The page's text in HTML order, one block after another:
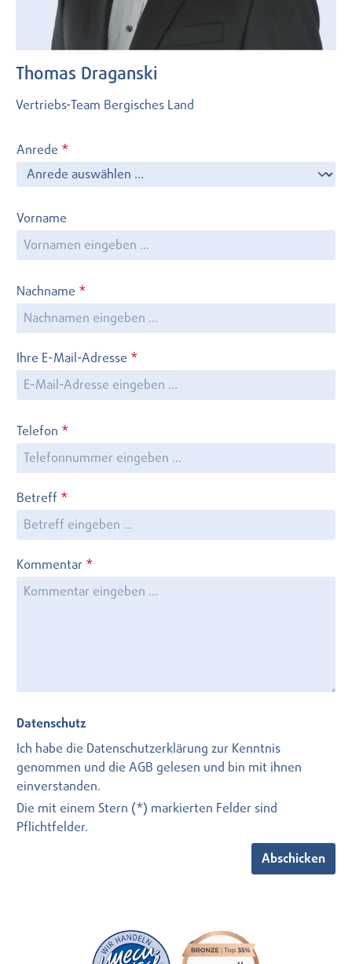
Thomas Draganski
Vertriebs-Team Bergisches Land
Anrede *
Vorname
Nachname *
Ihre E-Mail-Adresse *
Telefon *
Betreff *
Kommentar *
Datenschutz
Ich habe die Datenschutzerklärung zur Kenntnis
genommen und die AGB gelesen und bin mit ihnen
einverstanden.
Die mit einem Stern (*) markierten Felder sind
Pflichtfelder.
Abschicken